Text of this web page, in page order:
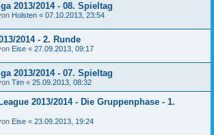
2013/2014 - 08. Spieltag
Holsten « 07.10.2013, 23:54
2014 - 2. Runde
Eise « 27.09.2013, 09:17
2013/2014 - 07. Spieltag
Tim « 25.09.2013, 08:32
2013/2014 - Die Gruppenphase - 1.
Eise « 23.09.2013, 19:24